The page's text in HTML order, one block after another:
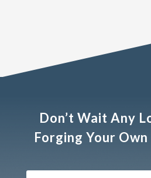
Don’t Wait Any
Forging Your